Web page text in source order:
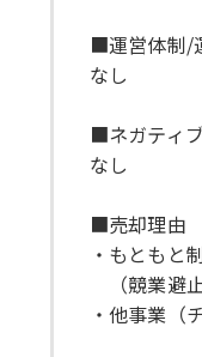
■運営体制/
なし
■ネガティ
なし
■売却理由
・もともと
（競業避
・他事業（